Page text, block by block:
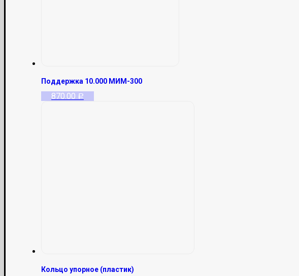
Поддержка 10.000 МИМ-300
870.00 Р
Кольцо упорное (пластик)